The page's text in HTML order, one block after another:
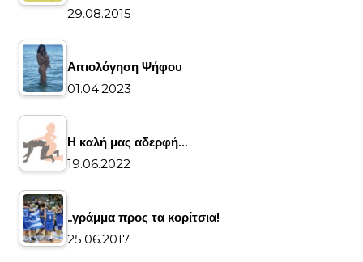
29.08.2015
Αιτιολόγηση Ψήφου
01.04.2023
Η καλή μας αδερφή…
19.06.2022
..γράμμα προς τα κορίτσια!
25.06.2017